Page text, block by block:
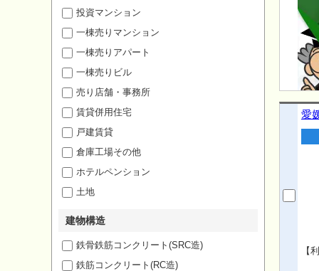
愛
【
投資マンション
一棟売りマンション
一棟売りアパート
一棟売りビル
売り店舗・事務所
賃貸併用住宅
戸建賃貸
倉庫工場その他
ホテルペンション
土地
建物構造
鉄骨鉄筋コンクリート(SRC造)
鉄筋コンクリート(RC造)